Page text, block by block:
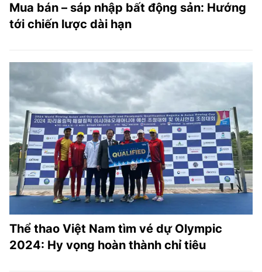
Mua bán – sáp nhập bất động sản: Hướng
tới chiến lược dài hạn
Thể thao Việt Nam tìm vé dự Olympic
2024: Hy vọng hoàn thành chỉ tiêu